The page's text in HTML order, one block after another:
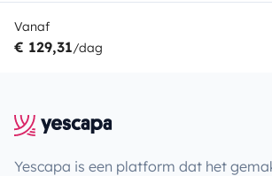
Vanaf
€ 129,31/dag
Yescapa is een platform dat het